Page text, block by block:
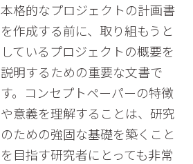
本格的なプロジェクトの計画書
を作成する前に、取り組もうと
しているプロジェクトの概要を
説明するための重要な文書で
す。コンセプトペーパーの特徴
や意義を理解することは、研究
のための強固な基礎を築くこと
を目指す研究者にとっても非常